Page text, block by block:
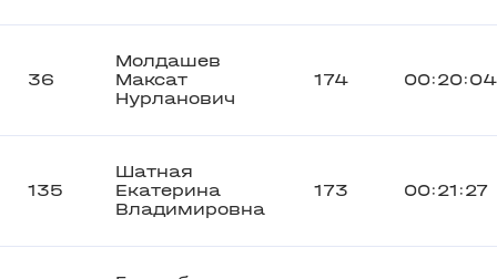
36
Молдашев
Максат
Нурланович
174 00:20:04
135
Шатная
Екатерина
Владимировна
173 00:21:27